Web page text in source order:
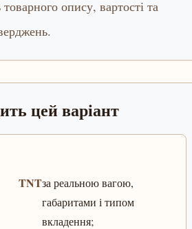
опису, вартості та
цей варіант
TNTза реальною вагою,
габаритами і типом
вкладення;